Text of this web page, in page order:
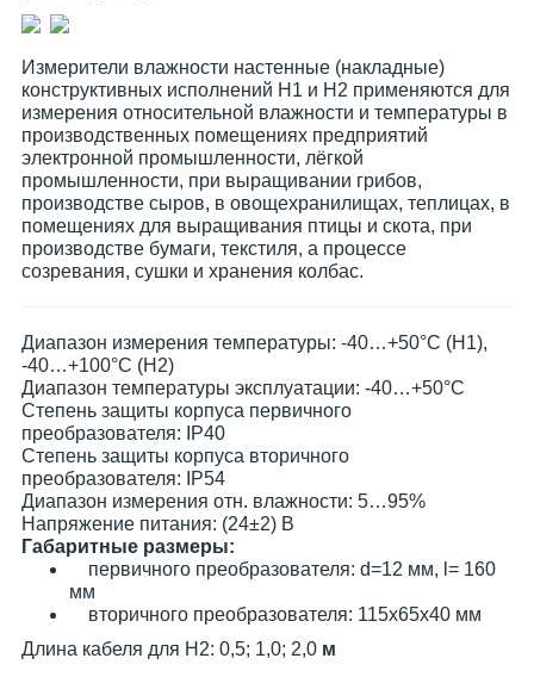
Измерители влажности настенные (накладные)
конструктивных исполнений Н1 и Н2 применяются для
измерения относительной влажности и температуры в
производственных помещениях предприятий
электронной промышленности, лёгкой
промышленности, при выращивании грибов,
производстве сыров, в овощехранилищах, теплицах, в
помещениях для выращивания птицы и скота, при
производстве бумаги, текстиля, а процессе
созревания, сушки и хранения колбас.
Диапазон измерения температуры: -40…+50°С (Н1),
-40…+100°С (Н2)
Диапазон температуры эксплуатации: -40…+50°С
Степень защиты корпуса первичного
преобразователя: IP40
Степень защиты корпуса вторичного
преобразователя: IP54
Диапазон измерения отн. влажности: 5…95%
Напряжение питания: (24±2) В
Габаритные размеры:
первичного преобразователя: d=12 мм, l= 160
мм
вторичного преобразователя: 115х65х40 мм
Длина кабеля для Н2: 0,5; 1,0; 2,0 м